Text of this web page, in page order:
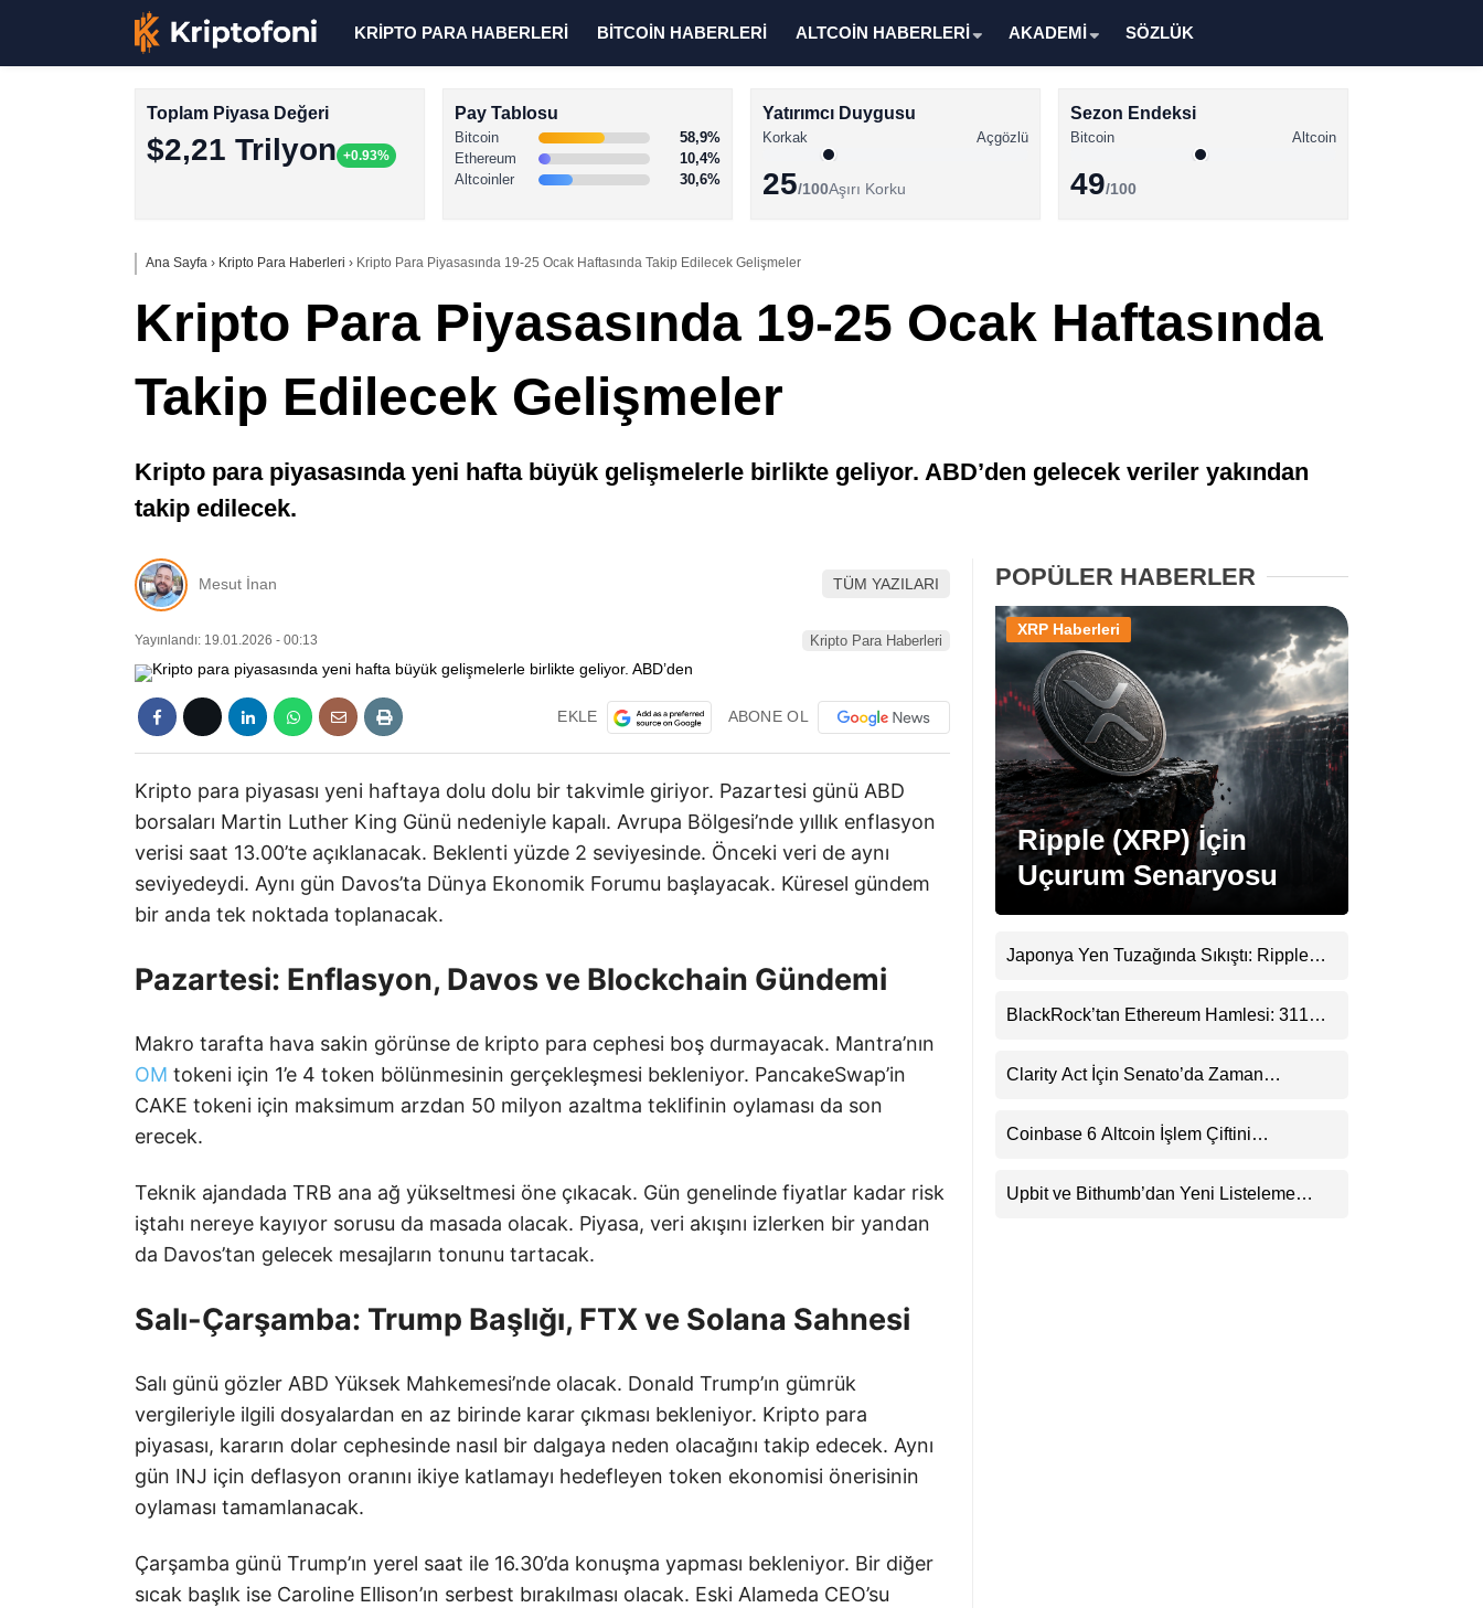
Altcoin Haberleri
Facebook
Instagram
Youtube
KRİPTO PARA HABERLERİ BİTCOİN HABERLERİ ALTCOİN HABERLERİ AKADEMİ SÖZLÜK
Toplam Piyasa Değeri
$2,21 Trilyon +0.93%
Pay Tablosu
Bitcoin
58,9%
Ethereum
10,4%
Altcoinler
30,6%
Yatırımcı Duygusu
Korkak Açgözlü
25/100Aşırı Korku
Sezon Endeksi
Bitcoin Altcoin
49/100
Ana Sayfa › Kripto Para Haberleri › Kripto Para Piyasasında 19-25 Ocak Haftasında Takip Edilecek Gelişmeler
Kripto Para Piyasasında 19-25 Ocak Haftasında
Takip Edilecek Gelişmeler
Kripto para piyasasında yeni hafta büyük gelişmelerle birlikte geliyor. ABD’den gelecek veriler yakından
takip edilecek.
Mesut İnan TÜM YAZILARI
Yayınlandı: 19.01.2026 - 00:13 Kripto Para Haberleri
EKLE ABONE OL
Kripto para piyasası yeni haftaya dolu dolu bir takvimle giriyor. Pazartesi günü ABD
borsaları Martin Luther King Günü nedeniyle kapalı. Avrupa Bölgesi’nde yıllık enflasyon
verisi saat 13.00’te açıklanacak. Beklenti yüzde 2 seviyesinde. Önceki veri de aynı
seviyedeydi. Aynı gün Davos’ta Dünya Ekonomik Forumu başlayacak. Küresel gündem
bir anda tek noktada toplanacak.
Pazartesi: Enflasyon, Davos ve Blockchain Gündemi
Makro tarafta hava sakin görünse de kripto para cephesi boş durmayacak. Mantra’nın
OM tokeni için 1’e 4 token bölünmesinin gerçekleşmesi bekleniyor. PancakeSwap’in
CAKE tokeni için maksimum arzdan 50 milyon azaltma teklifinin oylaması da son
erecek.
Teknik ajandada TRB ana ağ yükseltmesi öne çıkacak. Gün genelinde fiyatlar kadar risk
iştahı nereye kayıyor sorusu da masada olacak. Piyasa, veri akışını izlerken bir yandan
da Davos’tan gelecek mesajların tonunu tartacak.
Salı-Çarşamba: Trump Başlığı, FTX ve Solana Sahnesi
Salı günü gözler ABD Yüksek Mahkemesi’nde olacak. Donald Trump’ın gümrük
vergileriyle ilgili dosyalardan en az birinde karar çıkması bekleniyor. Kripto para
piyasası, kararın dolar cephesinde nasıl bir dalgaya neden olacağını takip edecek. Aynı
gün INJ için deflasyon oranını ikiye katlamayı hedefleyen token ekonomisi önerisinin
oylaması tamamlanacak.
Çarşamba günü Trump’ın yerel saat ile 16.30’da konuşma yapması bekleniyor. Bir diğer
sıcak başlık ise Caroline Ellison’ın serbest bırakılması olacak. Eski Alameda CEO’su
POPÜLER HABERLER
Ripple (XRP) İçin
Uçurum Senaryosu
XRP Haberleri
Japonya Yen Tuzağında Sıkıştı: Ripple
BlackRock’tan Ethereum Hamlesi: 311
Clarity Act İçin Senato’da Zaman
Coinbase 6 Altcoin İşlem Çiftini
Upbit ve Bithumb’dan Yeni Listeleme